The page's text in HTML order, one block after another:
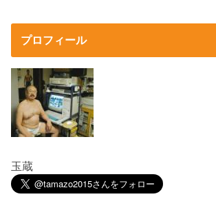
プロフィール
玉蔵